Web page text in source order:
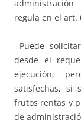
regula en el art.
Puede
desde el
ejecución,
satisfechas, si
frutos rentas y
de